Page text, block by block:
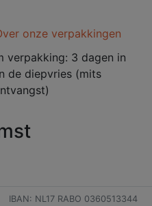
onze verpakkingen
verpakking: 3 dagen in
de diepvries (mits
IBAN: NL17 RABO 0360513344